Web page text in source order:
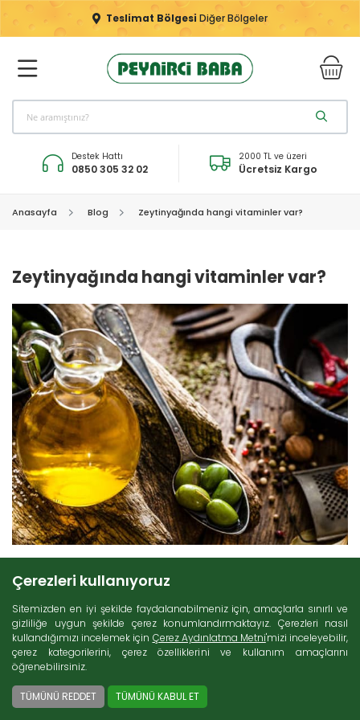
Teslimat Bölgesi Diğer Bölgeler
Destek Hattı
0850 305 32 02
2000 TL ve üzeri
Ücretsiz Kargo
Anasayfa Blog Zeytinyağında hangi vitaminler var?
Zeytinyağında hangi vitaminler var?
22 Temmuz 2020
Zeytin
meyvesinin çeşitli biçimlerde işlenmesi ile elde edilen
zeytinyağı, mutfakların olmazsa olmaz malzemelerinden biridir.
Lezzetli ve sağlıklı yemekler ve salataları için kullanabileceğiniz
bitkisel yağların en sağlıklı olanı zeytinyağıdır. Zeytin meyvesinin
Çerezleri kullanıyoruz
Sitemizden en iyi şekilde faydalanabilmeniz için, amaçlarla sınırlı ve
gizliliğe uygun şekilde çerez konumlandırmaktayız. Çerezleri nasıl
kullandığımızı incelemek için Çerez Aydınlatma Metni'mizi inceleyebilir,
çerez kategorilerini, çerez özelliklerini ve kullanım amaçlarını
öğrenebilirsiniz.
TÜMÜNÜ REDDET TÜMÜNÜ KABUL ET